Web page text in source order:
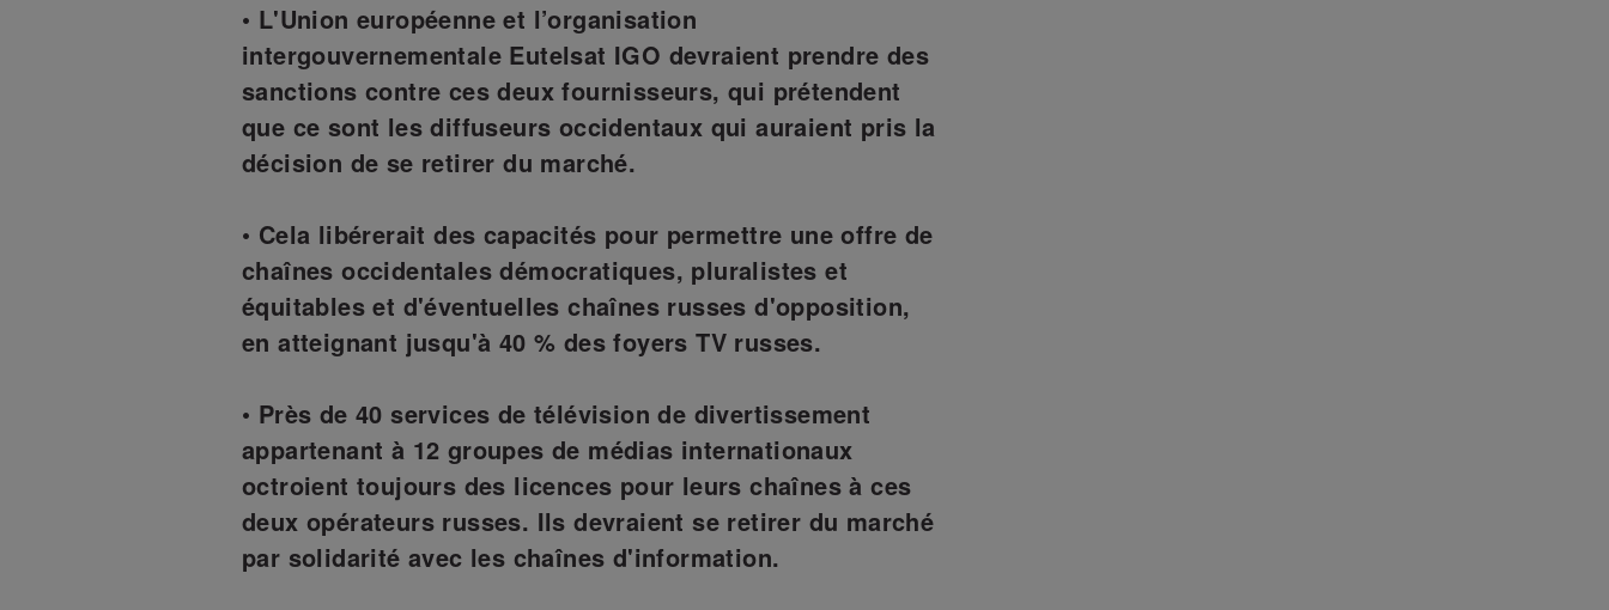
• L'Union européenne et l’organisation
intergouvernementale Eutelsat IGO devraient prendre des
sanctions contre ces deux fournisseurs, qui prétendent
que ce sont les diffuseurs occidentaux qui auraient pris la
décision de se retirer du marché.
• Cela libérerait des capacités pour permettre une offre de
chaînes occidentales démocratiques, pluralistes et
équitables et d'éventuelles chaînes russes d'opposition,
en atteignant jusqu'à 40 % des foyers TV russes.
• Près de 40 services de télévision de divertissement
appartenant à 12 groupes de médias internationaux
octroient toujours des licences pour leurs chaînes à ces
deux opérateurs russes. Ils devraient se retirer du marché
par solidarité avec les chaînes d'information.